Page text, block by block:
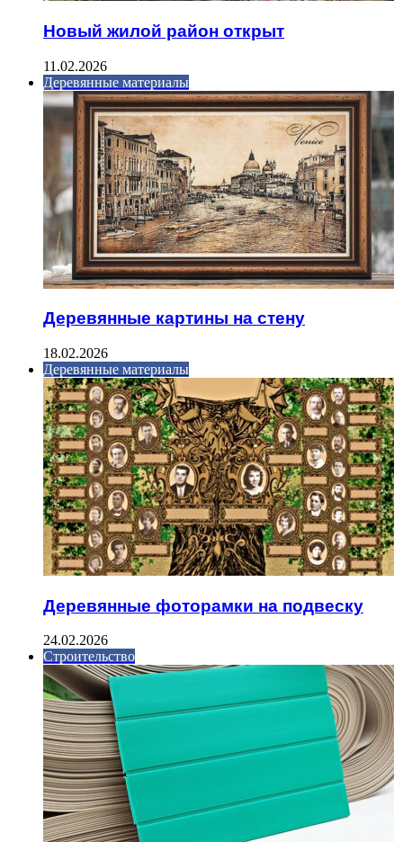
Новый жилой район открыт
11.02.2026
Деревянные материалы
Деревянные картины на стену
18.02.2026
Деревянные материалы
Деревянные фоторамки на подвеску
24.02.2026
Строительство